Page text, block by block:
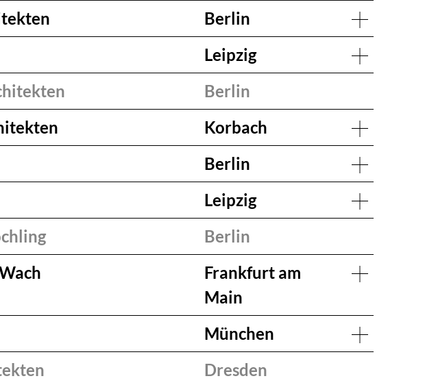
Berlin
Leipzig
Berlin
Korbach
Berlin
Leipzig
Berlin
Frankfurt am
Main
München
Dresden